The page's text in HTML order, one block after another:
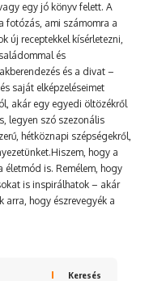
egy jó könyv felett. A
fotózás, ami számomra a
új receptekkel kísérletezni,
és
és a divat –
saját elképzeléseimet
akár egy egyedi öltözékről
legyen szó szezonális
hétköznapi szépségekről,
hogy a
is. Remélem, hogy
is inspirálhatok – akár
hogy észrevegyék a
Keresés